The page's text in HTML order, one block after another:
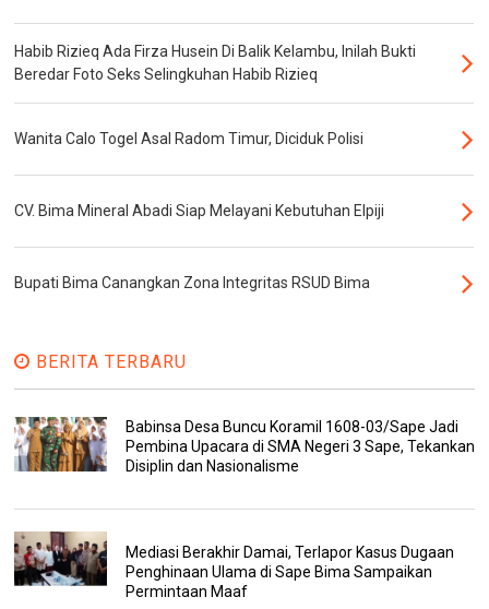
Habib Rizieq Ada Firza Husein Di Balik Kelambu, Inilah Bukti
Beredar Foto Seks Selingkuhan Habib Rizieq
Wanita Calo Togel Asal Radom Timur, Diciduk Polisi
CV. Bima Mineral Abadi Siap Melayani Kebutuhan Elpiji
Bupati Bima Canangkan Zona Integritas RSUD Bima
BERITA TERBARU
Babinsa Desa Buncu Koramil 1608-03/Sape Jadi
Pembina Upacara di SMA Negeri 3 Sape, Tekankan
Disiplin dan Nasionalisme
Mediasi Berakhir Damai, Terlapor Kasus Dugaan
Penghinaan Ulama di Sape Bima Sampaikan
Permintaan Maaf